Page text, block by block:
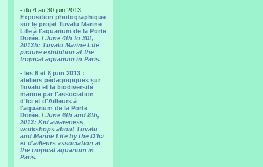
- du 4 au 30 juin 2013 :
Exposition photographique
sur le projet Tuvalu Marine
Life à l'aquarium de la Porte
Dorée. / June 4th to 30t,
2013h: Tuvalu Marine Life
picture exhibition at the
tropical aquarium in Paris.
- les 6 et 8 juin 2013 :
ateliers pédagogiques sur
Tuvalu et la biodiversité
marine par l'association
d'Ici et d'Ailleurs à
l'aquarium de la Porte
Dorée. / June 6th and 8th,
2013: Kid awareness
workshops about Tuvalu
and Marine Life by the D'Ici
et d'ailleurs association at
the tropical aquarium in
Paris.